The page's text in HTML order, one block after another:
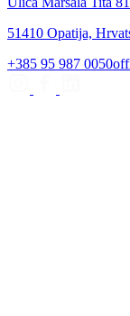
51410 Opatija,
+385 95 987 0050